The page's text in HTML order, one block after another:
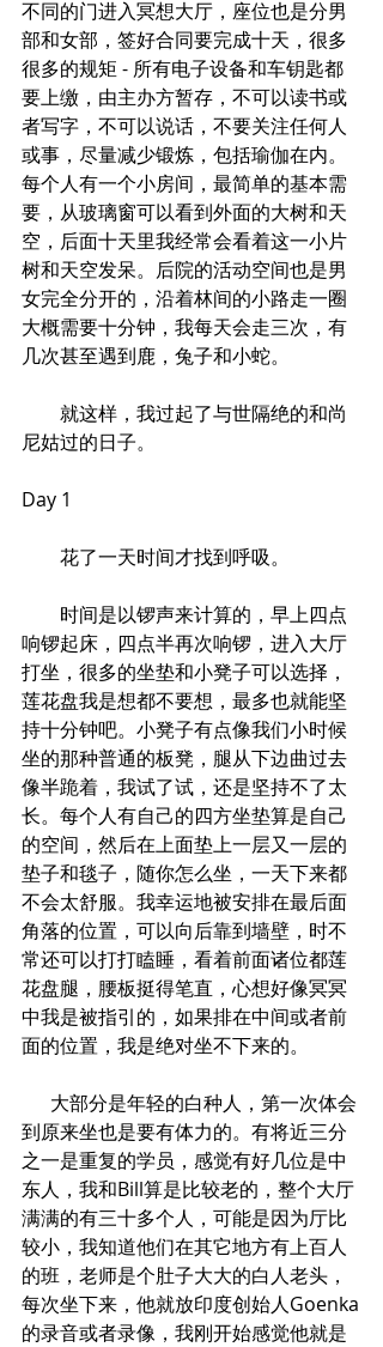
不同的门进入冥想大厅，座位也是分男
部和女部，签好合同要完成十天，很多
很多的规矩 - 所有电子设备和车钥匙都
要上缴，由主办方暂存，不可以读书或
者写字，不可以说话，不要关注任何人
或事，尽量减少锻炼，包括瑜伽在内。
每个人有一个小房间，最简单的基本需
要，从玻璃窗可以看到外面的大树和天
空，后面十天里我经常会看着这一小片
树和天空发呆。后院的活动空间也是男
女完全分开的，沿着林间的小路走一圈
大概需要十分钟，我每天会走三次，有
几次甚至遇到鹿，兔子和小蛇。
就这样，我过起了与世隔绝的和尚
尼姑过的日子。
Day 1
花了一天时间才找到呼吸。
时间是以锣声来计算的，早上四点
响锣起床，四点半再次响锣，进入大厅
打坐，很多的坐垫和小凳子可以选择，
莲花盘我是想都不要想，最多也就能坚
持十分钟吧。小凳子有点像我们小时候
坐的那种普通的板凳，腿从下边曲过去
像半跪着，我试了试，还是坚持不了太
长。每个人有自己的四方坐垫算是自己
的空间，然后在上面垫上一层又一层的
垫子和毯子，随你怎么坐，一天下来都
不会太舒服。我幸运地被安排在最后面
角落的位置，可以向后靠到墙壁，时不
常还可以打打瞌睡，看着前面诸位都莲
花盘腿，腰板挺得笔直，心想好像冥冥
中我是被指引的，如果排在中间或者前
面的位置，我是绝对坐不下来的。
大部分是年轻的白种人，第一次体会
到原来坐也是要有体力的。有将近三分
之一是重复的学员，感觉有好几位是中
东人，我和Bill算是比较老的，整个大厅
满满的有三十多个人，可能是因为厅比
较小，我知道他们在其它地方有上百人
的班，老师是个肚子大大的白人老头，
每次坐下来，他就放印度创始人Goenka
的录音或者录像，我刚开始感觉他就是